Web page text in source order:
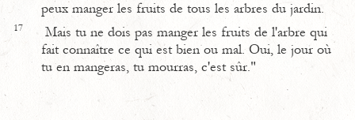
peux manger les fruits de tous les arbres du jardin.
17
Mais tu ne dois pas manger les fruits de l'arbre qui
fait connaître ce qui est bien ou mal. Oui, le jour où
tu en mangeras, tu mourras, c'est sûr."